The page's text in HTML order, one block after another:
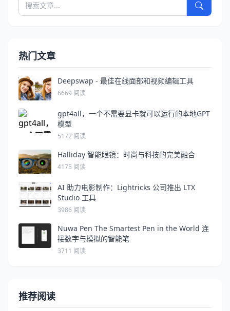
热门文章
Deepswap - 最佳在线面部和视频编辑工具
6669 阅读
gpt4all，一个不需要显卡就可以运行的本地GPT
模型
5172 阅读
Halliday 智能眼镜：时尚与科技的完美融合
4175 阅读
AI 助力电影制作：Lightricks 公司推出 LTX
Studio 工具
3986 阅读
Nuwa Pen The Smartest Pen in the World 连
接数字与模拟的智能笔
3711 阅读
推荐阅读